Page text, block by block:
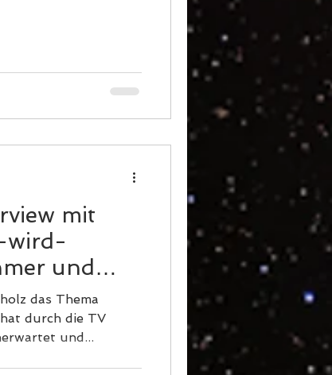
mit
wird-
und
das Thema
durch die TV
und...